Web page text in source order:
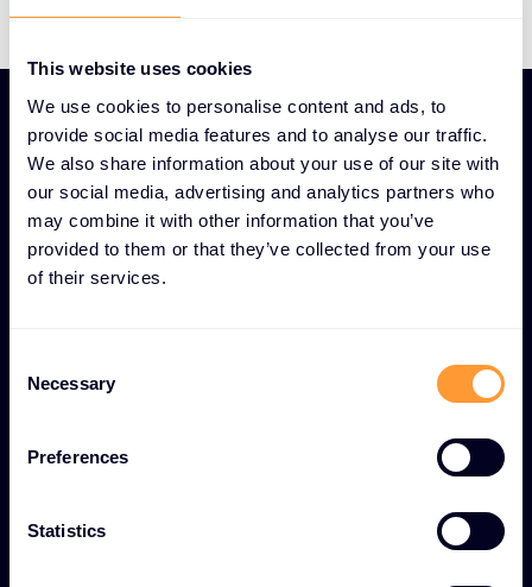
This website uses cookies
We use cookies to personalise content and ads, to
provide social media features and to analyse our traffic.
We also share information about your use of our site with
our social media, advertising and analytics partners who
may combine it with other information that you’ve
provided to them or that they’ve collected from your use
of their services.
Necessary
Preferences
Statistics
CARATERÍSTICAS EXCLUSIVAS DO GLOBAL DEAL
DESK
Serviço Global Deal Desk
vendas optimizado
Suporte de negócios centralizado
complexas com assistência especializada